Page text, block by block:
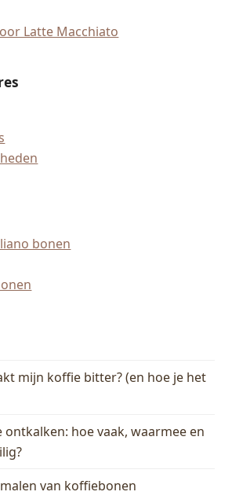
Latte Macchiato
bonen
mijn koffie bitter? (en hoe je het
ontkalken: hoe vaak, waarmee en
van koffiebonen